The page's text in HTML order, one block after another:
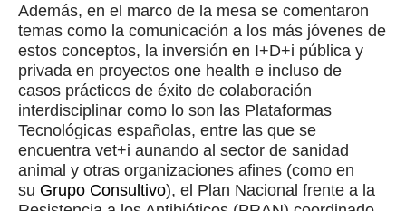
Además, en el marco de la mesa se comentaron
temas como la comunicación a los más jóvenes de
estos conceptos, la inversión en I+D+i pública y
privada en proyectos one health e incluso de
casos prácticos de éxito de colaboración
interdisciplinar como lo son las Plataformas
Tecnológicas españolas, entre las que se
encuentra vet+i aunando al sector de sanidad
animal y otras organizaciones afines (como en
su Grupo Consultivo), el Plan Nacional frente a la